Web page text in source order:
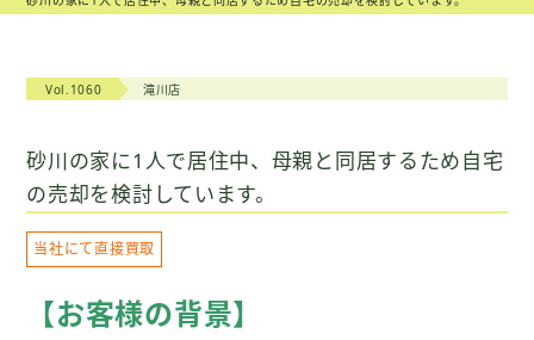
スタッフ紹介
不動産売却物語
不動産市況
不動産売却のヒント
スタッフブログ
Vol.1060 滝川店
砂川の家に1人で居住中、母親と同居するため自宅
の売却を検討しています。
当社にて直接買取
【お客様の背景】